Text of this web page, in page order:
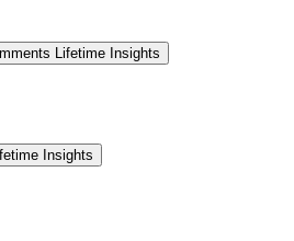
Lifetime Insights
Insights